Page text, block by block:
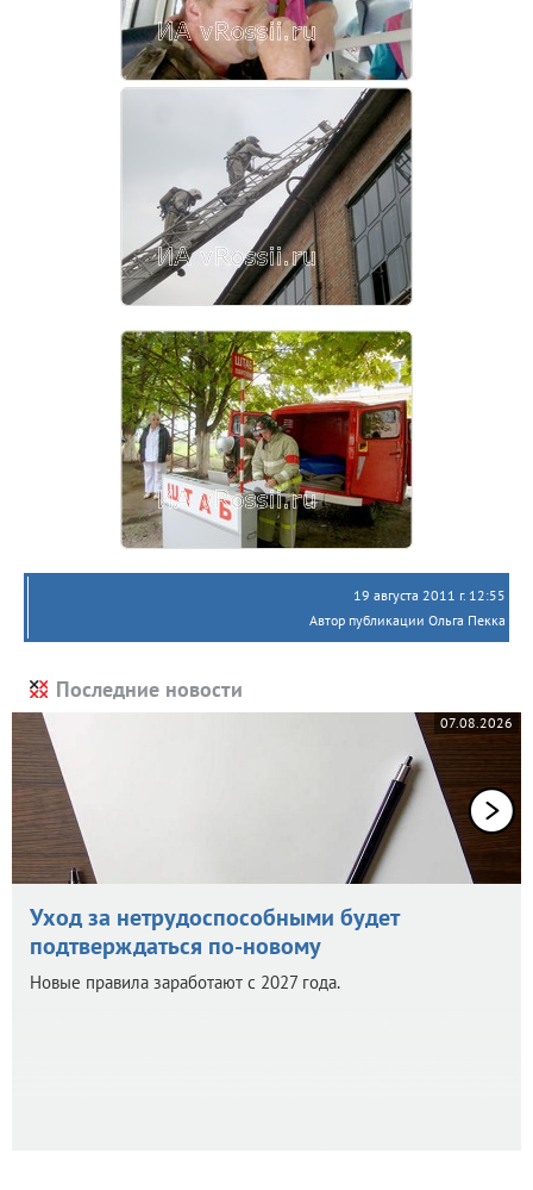
19 августа 2011 г. 12:55
Автор публикации Ольга Пекка
Последние новости
07.08.2026
Уход за нетрудоспособными будет
подтверждаться по-новому
Новые правила заработают с 2027 года.